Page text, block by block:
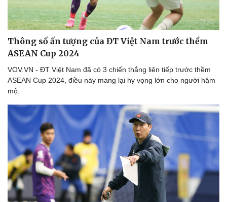
Thông số ấn tượng của ĐT Việt Nam trước thềm
ASEAN Cup 2024
VOV.VN - ĐT Việt Nam đã có 3 chiến thắng liên tiếp trước thềm
ASEAN Cup 2024, điều này mang lại hy vọng lớn cho người hâm
mộ.